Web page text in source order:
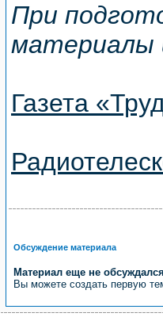
При
материалы
Газета
Обсуждение материала
Материал еще не
Вы можете создать первую